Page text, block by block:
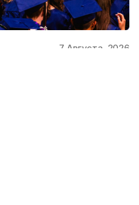
7 Августа, 2026